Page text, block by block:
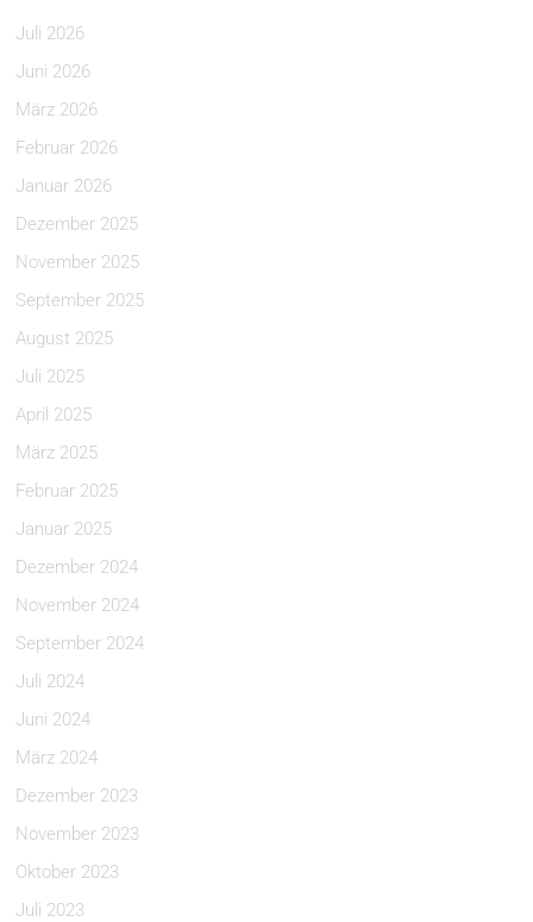
Juli 2026
Juni 2026
März 2026
Februar 2026
Januar 2026
Dezember 2025
November 2025
September 2025
August 2025
Juli 2025
April 2025
März 2025
Februar 2025
Januar 2025
Dezember 2024
November 2024
September 2024
Juli 2024
Juni 2024
März 2024
Dezember 2023
November 2023
Oktober 2023
Juli 2023